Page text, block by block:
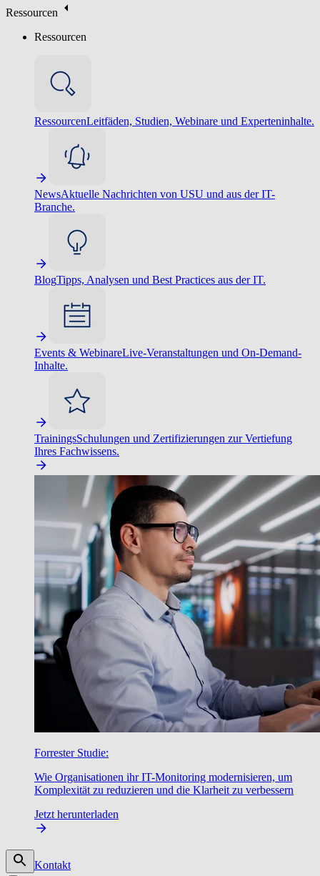
Ressourcen
Ressourcen
RessourcenLeitfäden, Studien, Webinare und Experteninhalte.
NewsAktuelle Nachrichten von USU und aus der IT-
Branche.
BlogTipps, Analysen und Best Practices aus der IT.
Events & WebinareLive-Veranstaltungen und On-Demand-
Inhalte.
TrainingsSchulungen und Zertifizierungen zur Vertiefung
Ihres Fachwissens.
Forrester Studie:
Wie Organisationen ihr IT-Monitoring modernisieren, um
Komplexität zu reduzieren und die Klarheit zu verbessern
Jetzt herunterladen
Kontakt